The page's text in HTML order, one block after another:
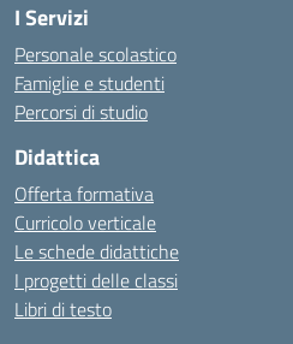
I Servizi
Personale scolastico
Famiglie e studenti
Percorsi di studio
Didattica
Offerta formativa
Curricolo verticale
Le schede didattiche
I progetti delle classi
Libri di testo